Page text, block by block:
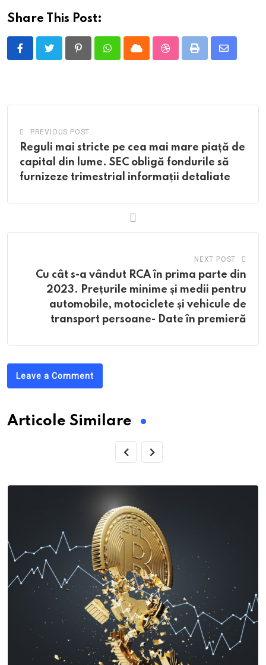
Share This Post:
PinterestWhatsappCloud StumbleUpon
Print
Share
PREVIOUS POST
Reguli mai stricte pe cea mai mare piață de
capital din lume. SEC obligă fondurile să
furnizeze trimestrial informații detaliate
NEXT POST
Cu cât s-a vândut RCA în prima parte din
2023. Prețurile minime și medii pentru
automobile, motociclete și vehicule de
transport persoane- Date în premieră
Leave a Comment
Articole Similare